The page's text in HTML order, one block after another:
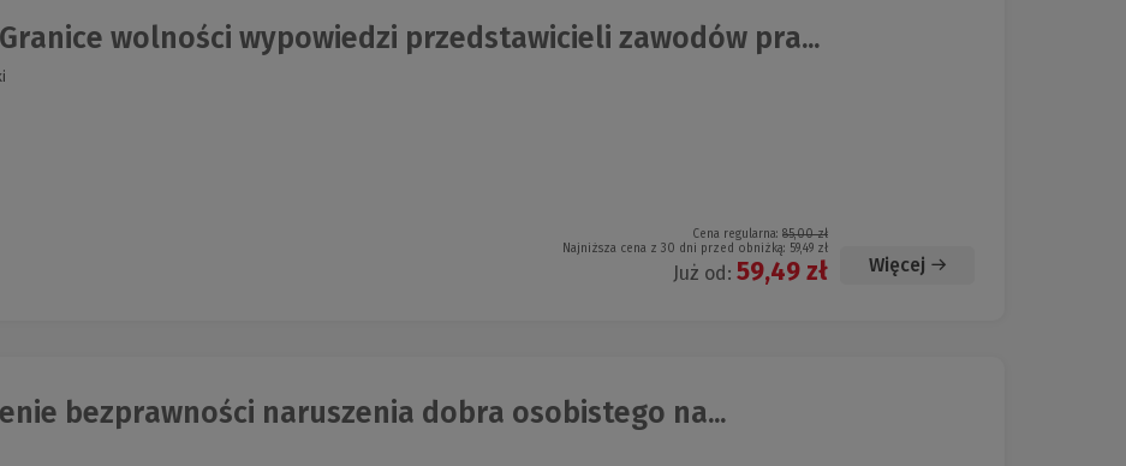
Granice wolności wypowiedzi przedstawicieli zawodów pra...
Cena regularna: 85,00 zł
Najniższa cena z 30 dni przed obniżką: 59,49 zł
Już od: 59,49 zł Więcej
bezprawności naruszenia dobra osobistego na...